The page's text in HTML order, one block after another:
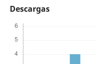
Descargas